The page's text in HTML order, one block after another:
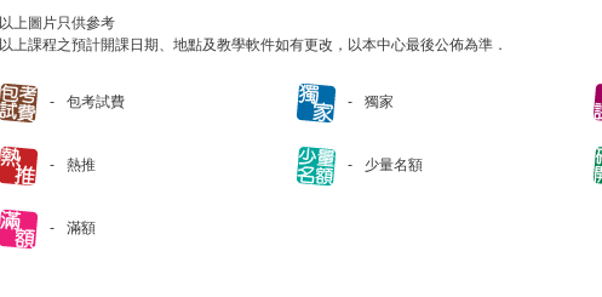
以上圖片只供參考
以上課程之預計開課日期、地點及教學軟件如有更改，以本中心最後公佈為準．
包考試費 獨家
熱推 少量名額
滿額